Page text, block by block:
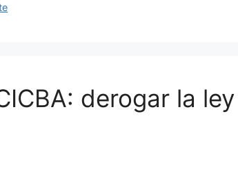
derogar la ley